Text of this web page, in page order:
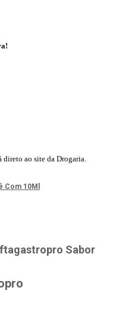
ao site da Drogaria.
Com 10Ml
Sabor